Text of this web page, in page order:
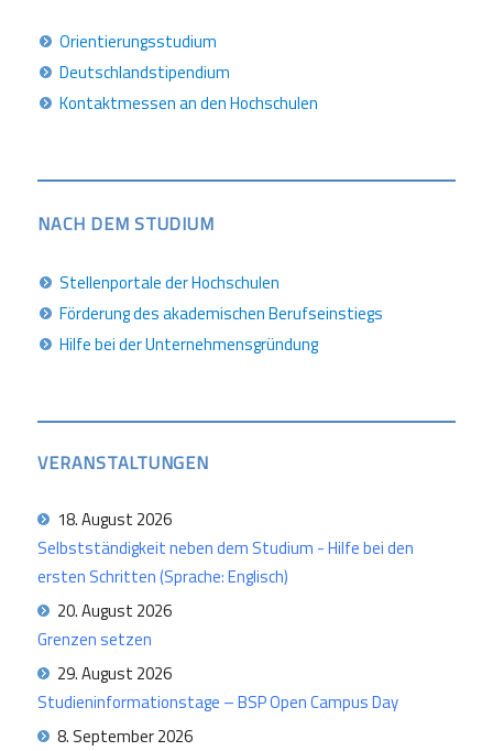
Orientierungsstudium
Deutschlandstipendium
Kontaktmessen an den Hochschulen
NACH DEM STUDIUM
Stellenportale der Hochschulen
Förderung des akademischen Berufseinstiegs
Hilfe bei der Unternehmensgründung
VERANSTALTUNGEN
18. August 2026
Selbstständigkeit neben dem Studium - Hilfe bei den
ersten Schritten (Sprache: Englisch)
20. August 2026
Grenzen setzen
29. August 2026
Studieninformationstage – BSP Open Campus Day
8. September 2026